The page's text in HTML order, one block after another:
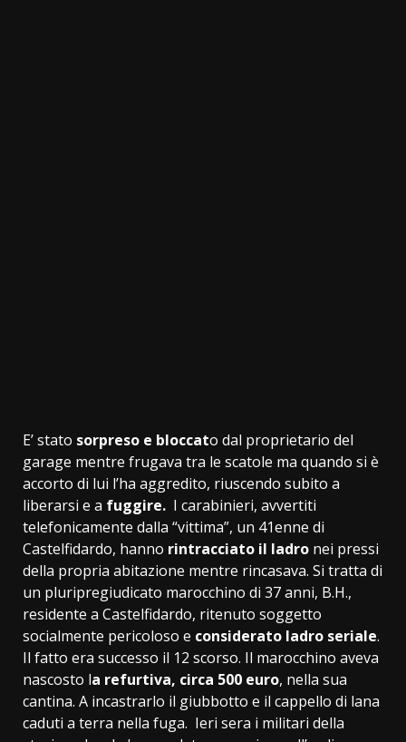
E’ stato sorpreso e bloccato dal proprietario del
garage mentre frugava tra le scatole ma quando si è
accorto di lui l’ha aggredito, riuscendo subito a
liberarsi e a fuggire. I carabinieri, avvertiti
telefonicamente dalla “vittima”, un 41enne di
Castelfidardo, hanno rintracciato il ladro nei pressi
della propria abitazione mentre rincasava. Si tratta di
un pluripregiudicato marocchino di 37 anni, B.H.,
residente a Castelfidardo, ritenuto soggetto
socialmente pericoloso e considerato ladro seriale.
Il fatto era successo il 12 scorso. Il marocchino aveva
nascosto la refurtiva, circa 500 euro, nella sua
cantina. A incastrarlo il giubbotto e il cappello di lana
caduti a terra nella fuga. Ieri sera i militari della